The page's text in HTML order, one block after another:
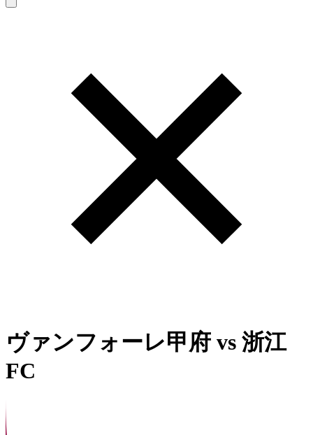
ヴァンフォーレ甲府 vs 浙江
FC